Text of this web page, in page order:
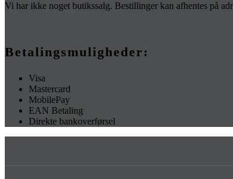
Vi har ikke noget butikssalg. Bestillinger kan afhentes på
Betalingsmuligheder:
Visa
Mastercard
MobilePay
EAN Betaling
Direkte bankoverførsel